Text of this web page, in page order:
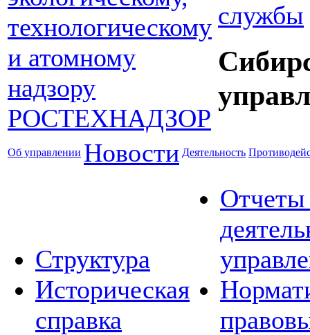
службы
Об управлении Новости Деятельность
Структура
Историческая
справка
Отчеты